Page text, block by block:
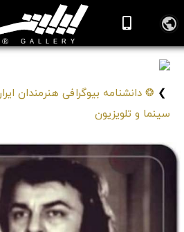
❯ ❂ دانشنامه بیوگرافی هنرمندان
سینما و تلویزیون